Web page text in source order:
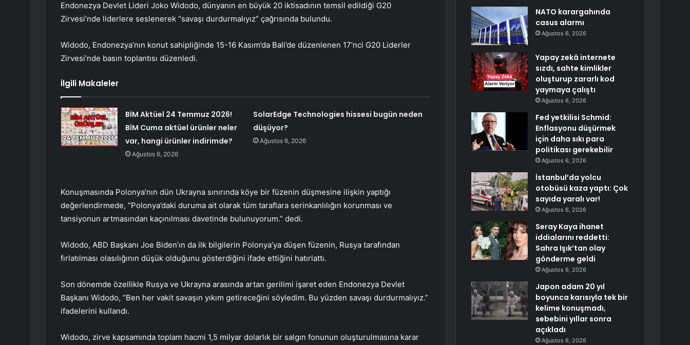
Endonezya Devlet Lideri Joko Widodo, dünyanın en büyük 20 iktisadının temsil edildiği G20
Zirvesi’nde liderlere seslenerek “savaşı durdurmalıyız” çağrısında bulundu.
Widodo, Endonezya’nın konut sahipliğinde 15-16 Kasım’da Bali’de düzenlenen 17’nci G20 Liderler
Zirvesi’nde basın toplantısı düzenledi.
İlgili Makaleler
BİM Aktüel 24 Temmuz 2026!
BİM Cuma aktüel ürünler neler
var, hangi ürünler indirimde?
Ağustos 6, 2026
SolarEdge Technologies hissesi bugün neden
düşüyor?
Ağustos 6, 2026
Konuşmasında Polonya’nın dün Ukrayna sınırında köye bir füzenin düşmesine ilişkin yaptığı
değerlendirmede, “Polonya’daki duruma ait olarak tüm taraflara serinkanlılığın korunması ve
tansiyonun artmasından kaçınılması davetinde bulunuyorum.” dedi.
Widodo, ABD Başkanı Joe Biden’ın da ilk bilgilerin Polonya’ya düşen füzenin, Rusya tarafından
fırlatılması olasılığının düşük olduğunu gösterdiğini ifade ettiğini hatırlattı.
Son dönemde özellikle Rusya ve Ukrayna arasında artan gerilimi işaret eden Endonezya Devlet
Başkanı Widodo, “Ben her vakit savaşın yıkım getireceğini söyledim. Bu yüzden savaşı durdurmalıyız.”
ifadelerini kullandı.
Widodo, zirve kapsamında toplam hacmi 1,5 milyar dolarlık bir salgın fonunun oluşturulmasına karar
NATO karargahında
casus alarmı
Ağustos 6, 2026
Yapay zekâ internete
sızdı, sahte kimlikler
oluşturup zararlı kod
yaymaya çalıştı
Ağustos 6, 2026
Fed yetkilisi Schmid:
Enflasyonu düşürmek
için daha sıkı para
politikası gerekebilir
Ağustos 6, 2026
İstanbul’da yolcu
otobüsü kaza yaptı: Çok
sayıda yaralı var!
Ağustos 6, 2026
Seray Kaya ihanet
iddialarını reddetti:
Sahra Işık’tan olay
gönderme geldi
Ağustos 6, 2026
Japon adam 20 yıl
boyunca karısıyla tek bir
kelime konuşmadı,
sebebini yıllar sonra
açıkladı
Ağustos 6, 2026